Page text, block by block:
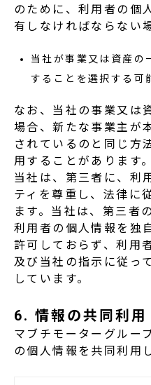
のために、利用者の個
有しなければならない
当社が事業又は資産の
することを選択する可
なお、当社の事業又は
場合、新たな事業主が
されているのと同じ方
用することがあります。
当社は、第三者に、利
ティを尊重し、法律に
ます。当社は、第三者
利用者の個人情報を独
許可しておらず、利用
及び当社の指示に従っ
しています。
6. 情報の共同利用
マブチモーターグルー
の個人情報を共同利用